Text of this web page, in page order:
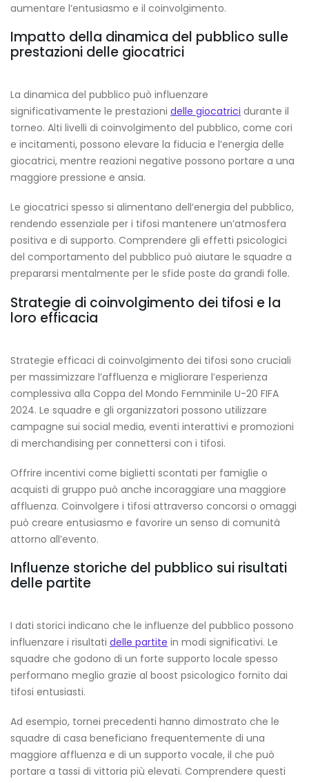
aumentare l’entusiasmo e il coinvolgimento.
Impatto della dinamica del pubblico sulle
prestazioni delle giocatrici
La dinamica del pubblico può influenzare
significativamente le prestazioni delle giocatrici durante il
torneo. Alti livelli di coinvolgimento del pubblico, come cori
e incitamenti, possono elevare la fiducia e l’energia delle
giocatrici, mentre reazioni negative possono portare a una
maggiore pressione e ansia.
Le giocatrici spesso si alimentano dell’energia del pubblico,
rendendo essenziale per i tifosi mantenere un’atmosfera
positiva e di supporto. Comprendere gli effetti psicologici
del comportamento del pubblico può aiutare le squadre a
prepararsi mentalmente per le sfide poste da grandi folle.
Strategie di coinvolgimento dei tifosi e la
loro efficacia
Strategie efficaci di coinvolgimento dei tifosi sono cruciali
per massimizzare l’affluenza e migliorare l’esperienza
complessiva alla Coppa del Mondo Femminile U-20 FIFA
2024. Le squadre e gli organizzatori possono utilizzare
campagne sui social media, eventi interattivi e promozioni
di merchandising per connettersi con i tifosi.
Offrire incentivi come biglietti scontati per famiglie o
acquisti di gruppo può anche incoraggiare una maggiore
affluenza. Coinvolgere i tifosi attraverso concorsi o omaggi
può creare entusiasmo e favorire un senso di comunità
attorno all’evento.
Influenze storiche del pubblico sui risultati
delle partite
I dati storici indicano che le influenze del pubblico possono
influenzare i risultati delle partite in modi significativi. Le
squadre che godono di un forte supporto locale spesso
performano meglio grazie al boost psicologico fornito dai
tifosi entusiasti.
Ad esempio, tornei precedenti hanno dimostrato che le
squadre di casa beneficiano frequentemente di una
maggiore affluenza e di un supporto vocale, il che può
portare a tassi di vittoria più elevati. Comprendere questi